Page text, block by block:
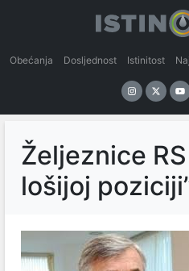
Obećanja Dosljednost Istinitost
Željeznice
lošijoj